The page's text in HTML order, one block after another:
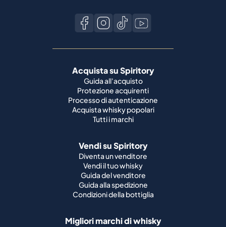
Acquista su Spiritory
Guida all'acquisto
Protezione acquirenti
Processo di autenticazione
Acquista whisky popolari
Tutti i marchi
Vendi su Spiritory
Diventa un venditore
Vendi il tuo whisky
Guida del venditore
Guida alla spedizione
Condizioni della bottiglia
Migliori marchi di whisky